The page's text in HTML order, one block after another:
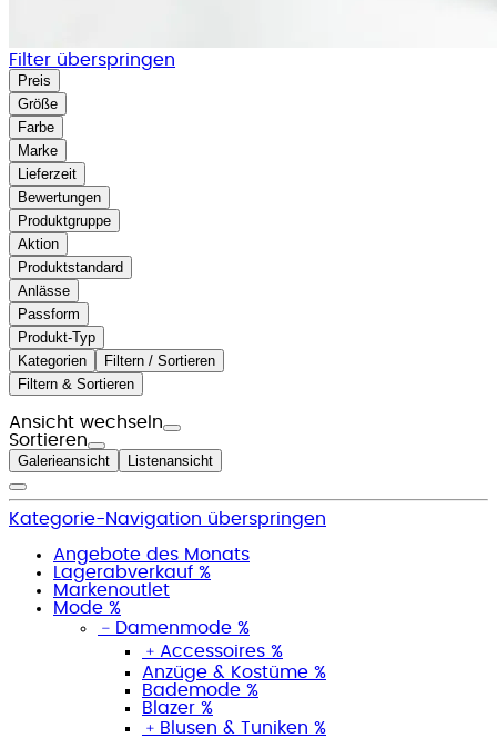
Filter überspringen
Preis
Größe
Farbe
Marke
Lieferzeit
Bewertungen
Produktgruppe
Aktion
Produktstandard
Anlässe
Passform
Produkt-Typ
Kategorien
Filtern / Sortieren
Filtern & Sortieren
Ansicht wechseln
Sortieren
Galerieansicht Listenansicht
Kategorie-Navigation überspringen
Angebote des Monats
Lagerabverkauf %
Markenoutlet
Mode %
﹣ Damenmode %
﹢ Accessoires %
Anzüge & Kostüme %
Bademode %
Blazer %
﹢ Blusen & Tuniken %